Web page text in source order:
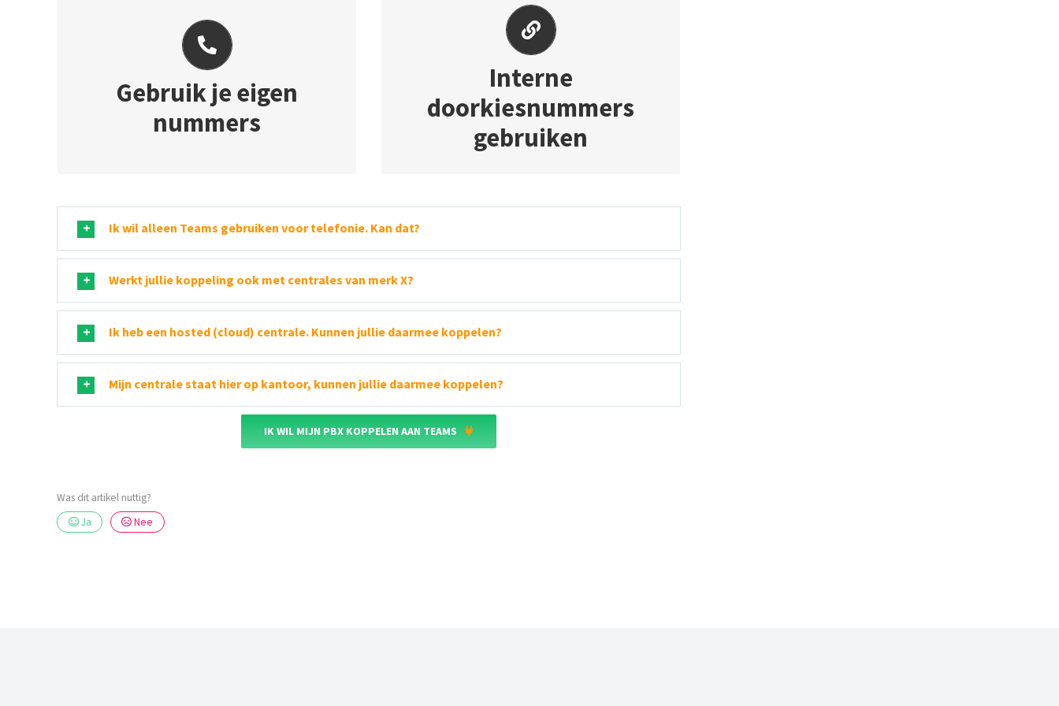
Gebruik je eigen
nummers
GEBRUIK JE EIGEN NUMMERS
Via Teams bereikbaar op je vaste zakelijke
telefoonnummer en uitbellen met het
telefoonnummer van de zaak
Interne
doorkiesnummers
gebruiken
INTERNE DOORKIESNUMMERS
GEBRUIKEN
Ook interne doorkiesnummers blijven
gewoon werken. Zo verandert er intern voor
je medewerkers niets.
Ik wil alleen Teams gebruiken voor telefonie. Kan dat?
Werkt jullie koppeling ook met centrales van merk X?
Ik heb een hosted (cloud) centrale. Kunnen jullie daarmee koppelen?
Mijn centrale staat hier op kantoor, kunnen jullie daarmee koppelen?
IK WIL MIJN PBX KOPPELEN AAN TEAMS
Was dit artikel nuttig?
Ja
Nee